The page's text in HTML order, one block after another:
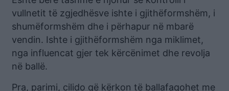
vullnetit të zgjedhësve ishte i gjithëformshëm, i
shumëformshëm dhe i përhapur në mbarë
vendin. Ishte i gjithëformshëm nga miklimet,
nga influencat gjer tek kërcënimet dhe revolja
në ballë.
Pra, parimi, cilido që kërkon të ballafaqohet me